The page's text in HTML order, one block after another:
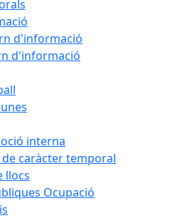
d'informació
d'informació
interna
de caràcter temporal
llocs
Ocupació